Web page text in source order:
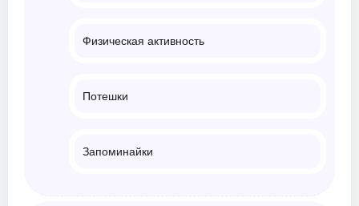
Физическая активность
Потешки
Запоминайки